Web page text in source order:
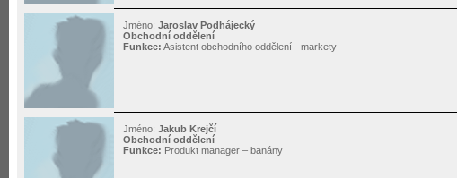
Jméno: Jaroslav Podhájecký
Obchodní oddělení
Funkce: Asistent obchodního oddělení - markety
Jméno: Jakub Krejčí
Obchodní oddělení
Funkce: Produkt manager – banány